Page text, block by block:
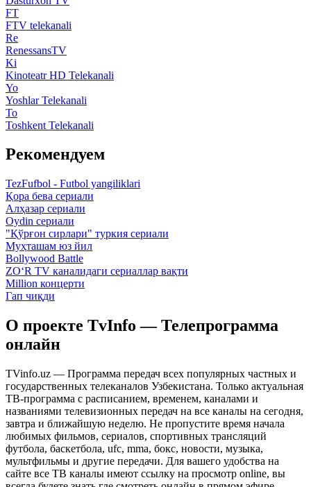
FT
FTV telekanali
Re
RenessansTV
Ki
Kinoteatr HD Telekanali
Yo
Yoshlar Telekanali
To
Toshkent Telekanali
Рекомендуем
TezFufbol - Futbol yangiliklari
Қора бева сериали
Алҳазар сериали
Oydin сериали
"Қўрғон сирлари" туркия сериали
Муҳташам юз йил
Bollywood Battle
ZO‘R TV каналидаги сериаллар вақти
Million концерти
Гап чиқди
О проекте TvInfo — Телепрограмма
онлайн
TVinfo.uz — Программа передач всех популярных частных и
государственных телеканалов Узбекистана. Только актуальная
ТВ-программа с расписанием, временем, каналами и
названиями телевизионных передач на все каналы на сегодня,
завтра и ближайшую неделю. Не пропустите время начала
любимых фильмов, сериалов, спортивных трансляций
футбола, баскетбола, ufc, mma, бокс, новости, музыка,
мультфильмы и другие передачи. Для вашего удобства на
сайте все ТВ каналы имеют ссылку на просмотр online, вы